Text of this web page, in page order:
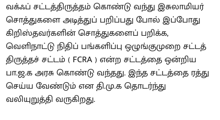
வக்ஃப் சட்டத்திருத்தம் கொண்டு வந்து இசுலாமியர்
சொத்துகளை அடித்துப் பறிப்பது போல் இப்போது
கிறிஸ்தவர்களின் சொத்துகளைப் பறிக்க,
வெளிநாட்டு நிதிப் பங்களிப்பு ஒழுங்குமுறை சட்டத்
திருத்தச் சட்டம் ( FCRA ) என்ற சட்டத்தை ஒன்றிய
பா.ஜ.க அரசு கொண்டு வந்தது. இந்த சட்டத்தை ரத்து
செய்ய வேண்டும் என தி.மு.க தொடர்ந்து
வலியுறுத்தி வருகிறது.